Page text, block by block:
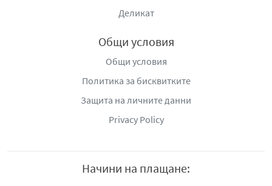
Деликат
Общи условия
Общи условия
Политика за бисквитките
Защита на личните данни
Privacy Policy
Начини на плащане: